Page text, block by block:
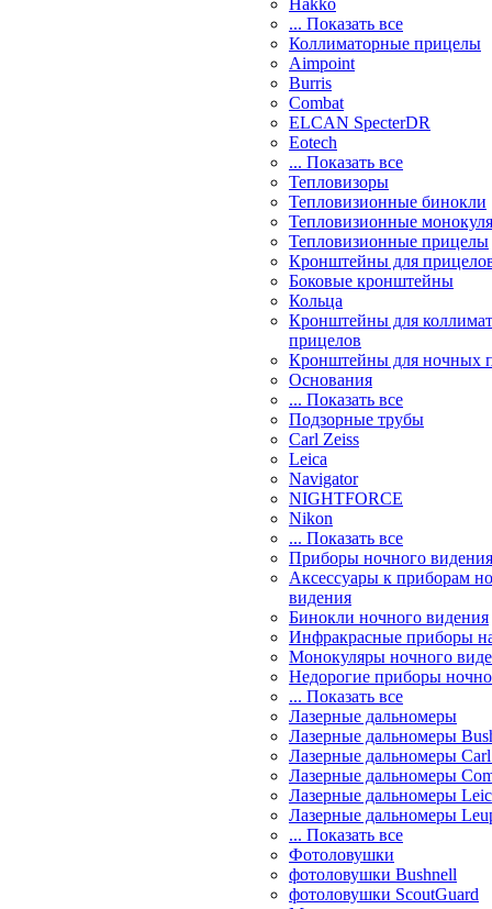
Hakko
... Показать все
Коллиматорные прицелы
Aimpoint
Burris
Combat
ELCAN SpecterDR
Eotech
... Показать все
Тепловизоры
Тепловизионные бинокли
Тепловизионные
Тепловизионные прицелы
Кронштейны для
Боковые кронштейны
Кольца
Кронштейны для
прицелов
Кронштейны для ночных
Основания
... Показать все
Подзорные трубы
Carl Zeiss
Leica
Navigator
NIGHTFORCE
Nikon
... Показать все
Приборы ночного видения
Аксессуары к приборам
видения
Бинокли ночного видения
Инфракрасные приборы
Монокуляры ночного
Недорогие приборы
... Показать все
Лазерные дальномеры
Лазерные дальномеры
Лазерные дальномеры
Лазерные дальномеры
Лазерные дальномеры
Лазерные дальномеры
... Показать все
Фотоловушки
фотоловушки Bushnell
фотоловушки ScoutGuard